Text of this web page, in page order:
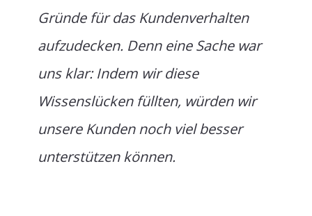
Gründe für das Kundenverhalten
aufzudecken. Denn eine Sache war
uns klar: Indem wir diese
Wissenslücken füllten, würden wir
unsere Kunden noch viel besser
unterstützen können.